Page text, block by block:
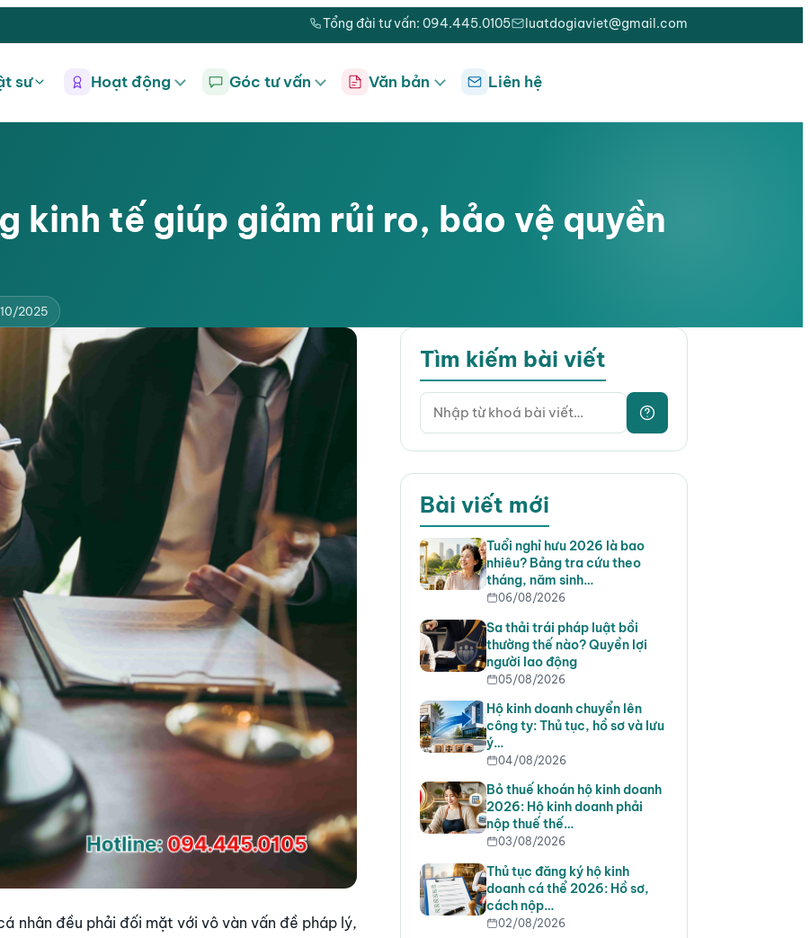
Tổng đài tư vấn: 094.445.0105 luatdogiaviet@gmail.com
sư Hoạt động Góc tư vấn Văn bản Liên hệ
kinh tế giúp giảm rủi ro, bảo vệ quyền
2025
nhân đều phải đối mặt với vô vàn vấn đề pháp lý,
Tìm kiếm bài viết
Bài viết mới
Tuổi nghỉ hưu 2026 là bao
nhiêu? Bảng tra cứu theo
tháng, năm sinh…
06/08/2026
Sa thải trái pháp luật bồi
thường thế nào? Quyền lợi
người lao động
05/08/2026
Hộ kinh doanh chuyển lên
công ty: Thủ tục, hồ sơ và lưu
ý…
04/08/2026
Bỏ thuế khoán hộ kinh doanh
2026: Hộ kinh doanh phải
nộp thuế thế…
03/08/2026
Thủ tục đăng ký hộ kinh
doanh cá thể 2026: Hồ sơ,
cách nộp…
02/08/2026